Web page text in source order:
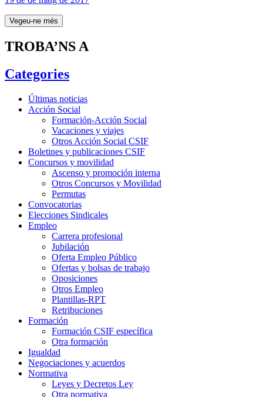
Vegeu-ne més
TROBA’NS A
Categories
Últimas noticias
Acción Social
Formación-Acción Social
Vacaciones y viajes
Otros Acción Social CSIF
Boletines y publicaciones CSIF
Concursos y movilidad
Ascenso y promoción interna
Otros Concursos y Movilidad
Permutas
Convocatorias
Elecciones Sindicales
Empleo
Carrera profesional
Jubilación
Oferta Empleo Público
Ofertas y bolsas de trabajo
Oposiciones
Otros Empleo
Plantillas-RPT
Retribuciones
Formación
Formación CSIF específica
Otra formación
Igualdad
Negociaciones y acuerdos
Normativa
Leyes y Decretos Ley
Otra normativa